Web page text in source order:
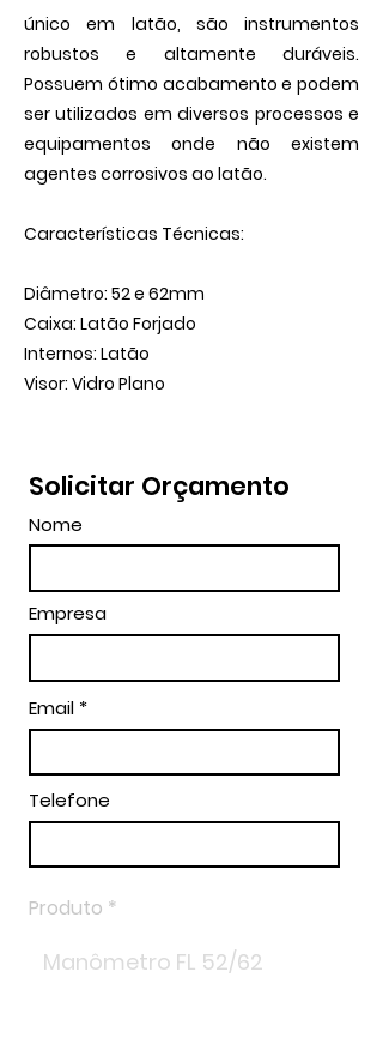
único em latão, são instrumentos
robustos e altamente duráveis.
Possuem ótimo acabamento e podem
ser utilizados em diversos processos e
equipamentos onde não existem
agentes corrosivos ao latão.
Características Técnicas:
Diâmetro: 52 e 62mm
Caixa: Latão Forjado
Internos: Latão
Visor: Vidro Plano
Solicitar Orçamento
Nome
Empresa
Email
Telefone
Produto